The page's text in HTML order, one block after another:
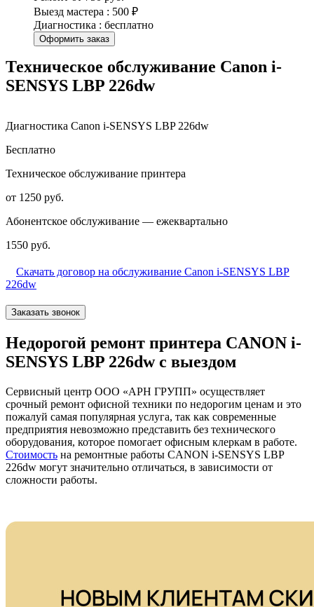
Выезд мастера : 500 ₽
Диагностика : бесплатно
Оформить заказ
Техническое обслуживание Canon i-
SENSYS LBP 226dw
Диагностика Canon i-SENSYS LBP 226dw
Бесплатно
Техническое обслуживание принтера
от 1250 руб.
Абонентское обслуживание — ежеквартально
1550 руб.
Скачать договор на обслуживание Canon i-SENSYS LBP
226dw
Заказать звонок
Недорогой ремонт принтера CANON i-
SENSYS LBP 226dw с выездом
Сервисный центр ООО «АРН ГРУПП» осуществляет
срочный ремонт офисной техники по недорогим ценам и это
пожалуй самая популярная услуга, так как современные
предприятия невозможно представить без технического
оборудования, которое помогает офисным клеркам в работе.
Стоимость на ремонтные работы CANON i-SENSYS LBP
226dw могут значительно отличаться, в зависимости от
сложности работы.